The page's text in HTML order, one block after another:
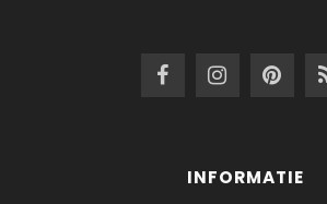
INFORMATIE